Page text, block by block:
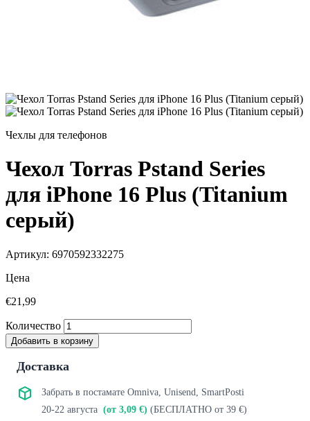
Чехлы для телефонов
Чехол Torras Pstand Series
для iPhone 16 Plus (Titanium
серый)
Артикул: 6970592332275
Цена
€21,99
Количество
Добавить в корзину
Доставка
Забрать в постамате Omniva, Unisend, SmartPosti
20-22 августа (от 3,09 €) (БЕСПЛАТНО от 39 €)